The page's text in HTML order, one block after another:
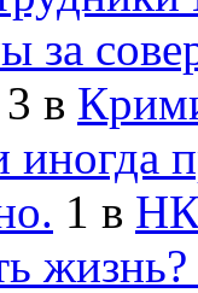
за
3 в
1 в